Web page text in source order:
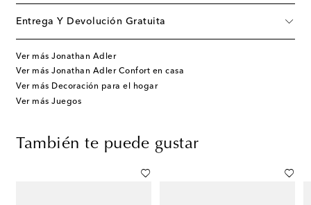
Entrega Y Devolución Gratuita
Ver más Jonathan Adler
Ver más Jonathan Adler Confort en casa
Ver más Decoración para el hogar
Ver más Juegos
También te puede gustar